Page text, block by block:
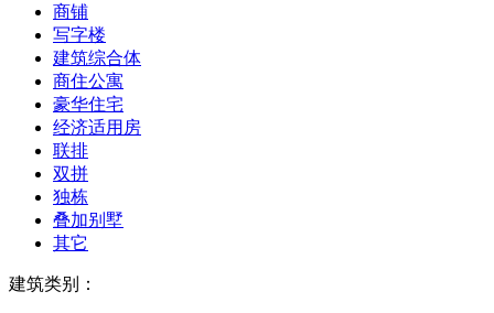
商铺
写字楼
建筑综合体
商住公寓
豪华住宅
经济适用房
联排
双拼
独栋
叠加别墅
其它
建筑类别：